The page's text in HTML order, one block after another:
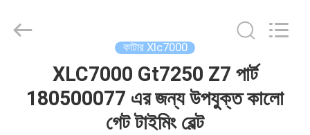
EQUIPMENT
CO.,LTD.
কাটার Xlc7000
XLC7000 Gt7250 Z7 পার্ট
180500077 এর জন্য উপযুক্ত কালো
গেট টাইমিং বেল্ট